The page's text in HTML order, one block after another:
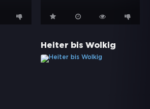
Heiter bis Wolkig